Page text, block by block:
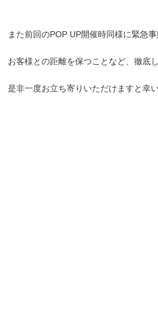
また前回のPOP UP開催時同様に緊急
お客様との距離を保つことなど、徹底
是非一度お立ち寄りいただけますと幸い